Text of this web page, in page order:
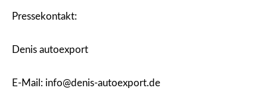
Pressekontakt:
Denis autoexport
E-Mail: info@denis-autoexport.de